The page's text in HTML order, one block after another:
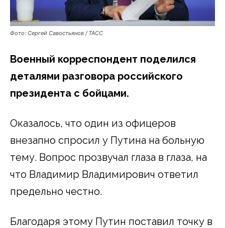
Фото: Сергей Савостьянов / ТАСС
Военный корреспондент поделился
деталями разговора российского
президента с бойцами.
Оказалось, что один из офицеров
внезапно спросил у Путина на больную
тему. Вопрос прозвучал глаза в глаза, на
что Владимир Владимирович ответил
предельно честно.
Благодаря этому Путин поставил точку в